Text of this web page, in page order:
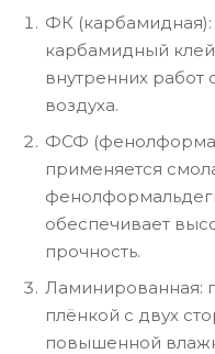
ФК
карбамидный
внутренних
воздуха.
ФСФ
применяется
обеспечивает
прочность.
Ламинированная:
плёнкой с двух
повышенной